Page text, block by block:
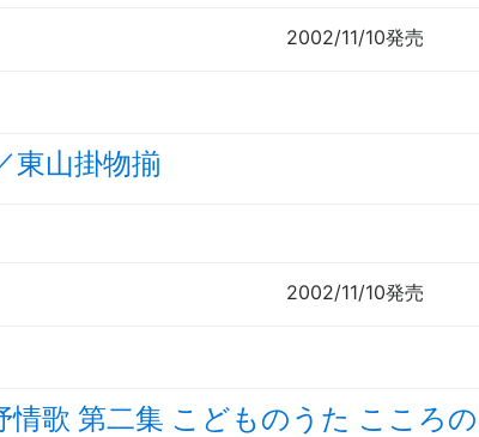
2002/11/10発売
東山掛物揃
2002/11/10発売
情歌 第二集 こどものうた こころ